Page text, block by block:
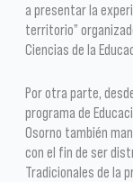
a presentar la
territorio”
Ciencias de la
Por otra parte,
programa de
Osorno también
con el fin de ser
Tradicionales de la